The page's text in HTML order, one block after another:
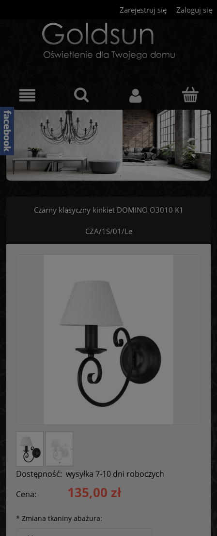
Zarejestruj się Zaloguj się
Czarny klasyczny kinkiet DOMINO O3010 K1
CZA/1S/01/Le
Dostępność: wysyłka 7-10 dni roboczych
Cena:
135,00 zł
* Zmiana tkaniny abażura: